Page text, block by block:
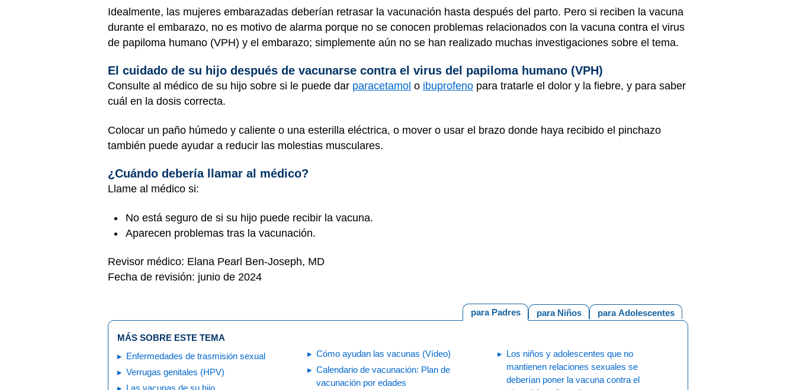
Idealmente, las mujeres embarazadas deberían retrasar la vacunación hasta después del parto. Pero si reciben la vacuna
durante el embarazo, no es motivo de alarma porque no se conocen problemas relacionados con la vacuna contra el virus
de papiloma humano (VPH) y el embarazo; simplemente aún no se han realizado muchas investigaciones sobre el tema.
El cuidado de su hijo después de vacunarse contra el virus del papiloma humano (VPH)
Consulte al médico de su hijo sobre si le puede dar paracetamol o ibuprofeno para tratarle el dolor y la fiebre, y para saber
cuál en la dosis correcta.
Colocar un paño húmedo y caliente o una esterilla eléctrica, o mover o usar el brazo donde haya recibido el pinchazo
también puede ayudar a reducir las molestias musculares.
¿Cuándo debería llamar al médico?
Llame al médico si:
No está seguro de si su hijo puede recibir la vacuna.
Aparecen problemas tras la vacunación.
Revisor médico: Elana Pearl Ben-Joseph, MD
Fecha de revisión: junio de 2024
para Adolescentes
para Niños
para Padres
MÁS SOBRE ESTE TEMA
Enfermedades de trasmisión sexual
Verrugas genitales (HPV)
Las vacunas de su hijo
Cómo ayudan las vacunas (Vídeo)
Calendario de vacunación: Plan de
vacunación por edades
Los niños y adolescentes que no
mantienen relaciones sexuales se
deberían poner la vacuna contra el